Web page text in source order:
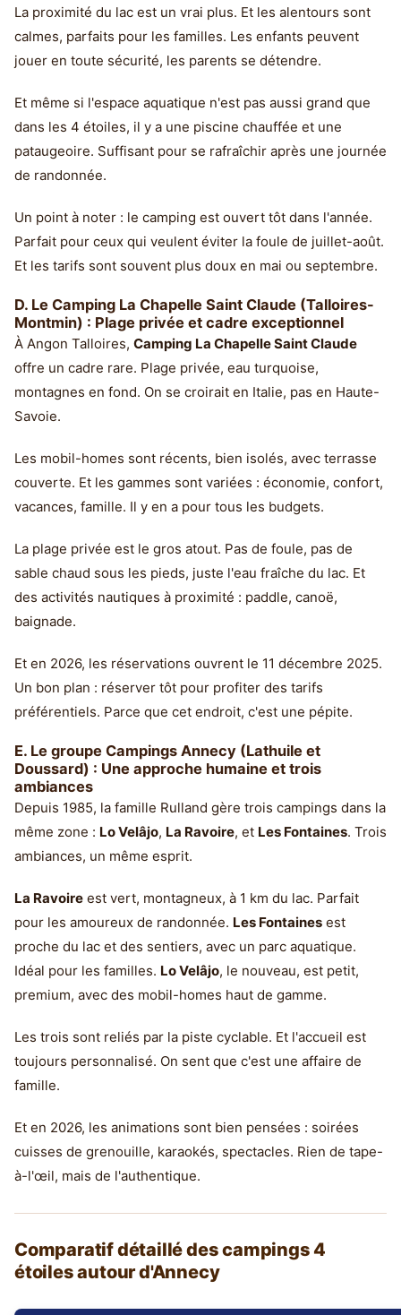
La proximité du lac est un vrai plus. Et les alentours sont
calmes, parfaits pour les familles. Les enfants peuvent
jouer en toute sécurité, les parents se détendre.
Et même si l'espace aquatique n'est pas aussi grand que
dans les 4 étoiles, il y a une piscine chauffée et une
pataugeoire. Suffisant pour se rafraîchir après une journée
de randonnée.
Un point à noter : le camping est ouvert tôt dans l'année.
Parfait pour ceux qui veulent éviter la foule de juillet-août.
Et les tarifs sont souvent plus doux en mai ou septembre.
D. Le Camping La Chapelle Saint Claude (Talloires-
Montmin) : Plage privée et cadre exceptionnel
À Angon Talloires, Camping La Chapelle Saint Claude
offre un cadre rare. Plage privée, eau turquoise,
montagnes en fond. On se croirait en Italie, pas en Haute-
Savoie.
Les mobil-homes sont récents, bien isolés, avec terrasse
couverte. Et les gammes sont variées : économie, confort,
vacances, famille. Il y en a pour tous les budgets.
La plage privée est le gros atout. Pas de foule, pas de
sable chaud sous les pieds, juste l'eau fraîche du lac. Et
des activités nautiques à proximité : paddle, canoë,
baignade.
Et en 2026, les réservations ouvrent le 11 décembre 2025.
Un bon plan : réserver tôt pour profiter des tarifs
préférentiels. Parce que cet endroit, c'est une pépite.
E. Le groupe Campings Annecy (Lathuile et
Doussard) : Une approche humaine et trois
ambiances
Depuis 1985, la famille Rulland gère trois campings dans la
même zone : Lo Velâjo, La Ravoire, et Les Fontaines. Trois
ambiances, un même esprit.
La Ravoire est vert, montagneux, à 1 km du lac. Parfait
pour les amoureux de randonnée. Les Fontaines est
proche du lac et des sentiers, avec un parc aquatique.
Idéal pour les familles. Lo Velâjo, le nouveau, est petit,
premium, avec des mobil-homes haut de gamme.
Les trois sont reliés par la piste cyclable. Et l'accueil est
toujours personnalisé. On sent que c'est une affaire de
famille.
Et en 2026, les animations sont bien pensées : soirées
cuisses de grenouille, karaokés, spectacles. Rien de tape-
à-l'œil, mais de l'authentique.
Comparatif détaillé des campings 4
étoiles autour d'Annecy